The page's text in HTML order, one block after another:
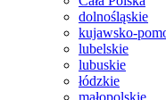
dolnośląskie
kujawsko-
lubelskie
lubuskie
łódzkie
małopolskie